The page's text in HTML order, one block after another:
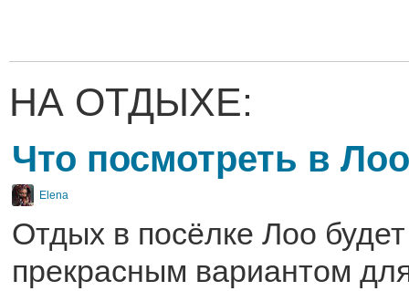
НА ОТДЫХЕ:
Что посмотреть в
Elena
Отдых в посёлке Лоо
прекрасным вариантом